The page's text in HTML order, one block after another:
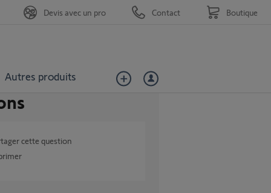
Autres produits
Devis avec un pro Contact Boutique
cette question